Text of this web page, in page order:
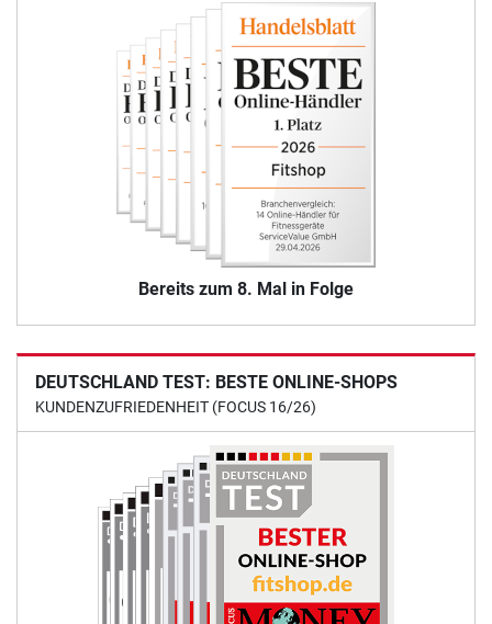
Bereits zum 8. Mal in Folge
DEUTSCHLAND TEST: BESTE ONLINE-SHOPS
KUNDENZUFRIEDENHEIT (FOCUS 16/26)